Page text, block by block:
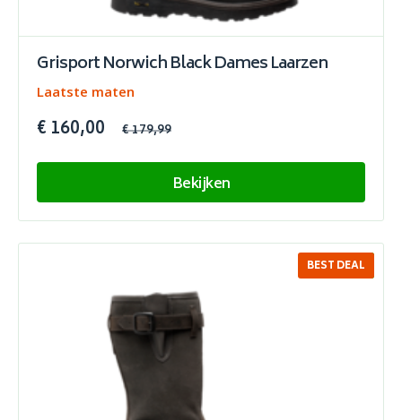
Grisport Norwich Black Dames Laarzen
Laatste maten
€ 160,00 € 179,99
Bekijken
SALE
BEST DEAL